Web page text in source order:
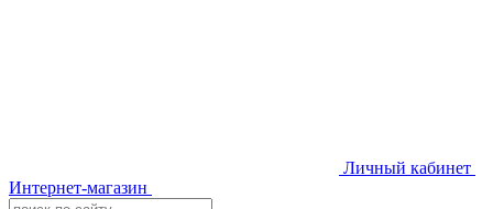
Личный кабинет
Интернет-магазин